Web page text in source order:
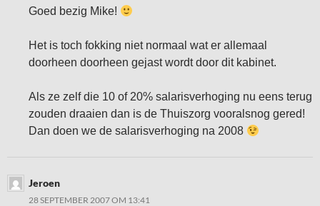
Goed bezig Mike!
Het is toch fokking niet normaal wat er allemaal
doorheen doorheen gejast wordt door dit kabinet.
Als ze zelf die 10 of 20% salarisverhoging nu eens terug
zouden draaien dan is de Thuiszorg vooralsnog gered!
Dan doen we de salarisverhoging na 2008
Jeroen
28 SEPTEMBER 2007 OM 13:41